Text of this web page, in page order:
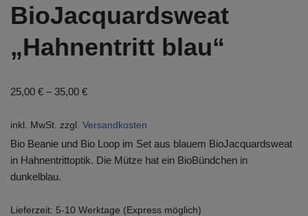
BioJacquardsweat
„Hahnentritt blau“
25,00 € –35,00 €
inkl. MwSt. zzgl. Versandkosten
Bio Beanie und Bio Loop im Set aus blauem BioJacquardsweat
in Hahnentrittoptik. Die Mütze hat ein BioBündchen in
dunkelblau.
Lieferzeit: 5-10 Werktage (Express möglich)